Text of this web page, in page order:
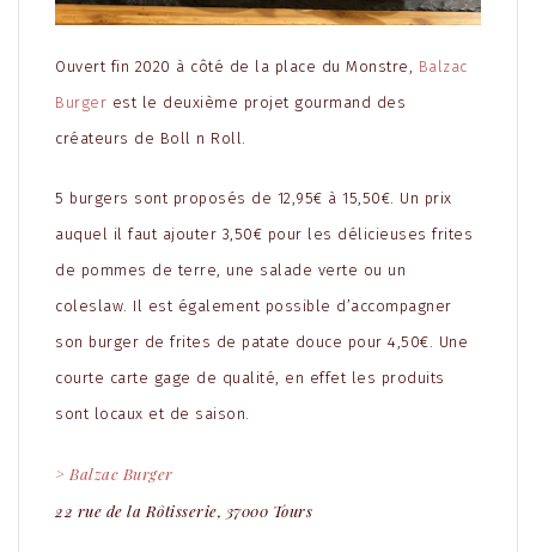
Ouvert fin 2020 à côté de la place du Monstre, Balzac
Burger est le deuxième projet gourmand des
créateurs de Boll n Roll.
5 burgers sont proposés de 12,95€ à 15,50€. Un prix
auquel il faut ajouter 3,50€ pour les délicieuses frites
de pommes de terre, une salade verte ou un
coleslaw. Il est également possible d’accompagner
son burger de frites de patate douce pour 4,50€. Une
courte carte gage de qualité, en effet les produits
sont locaux et de saison.
> Balzac Burger
22 rue de la Rôtisserie, 37000 Tours